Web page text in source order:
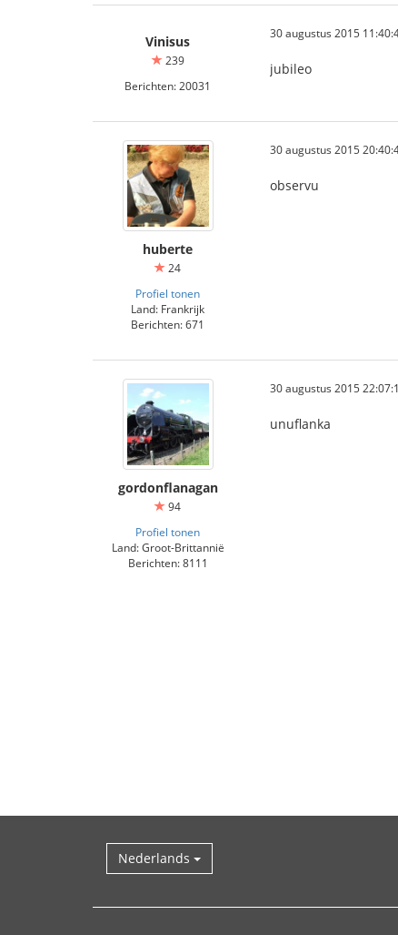
Vinisus
239
Berichten: 20031
30 augustus 2015
jubileo
huberte
24
Profiel tonen
Land: Frankrijk
Berichten: 671
30 augustus 2015
observu
gordonflanagan
94
Profiel tonen
Land: Groot-Brittannië
Berichten: 8111
30 augustus 2015
unuflanka
Nederlands